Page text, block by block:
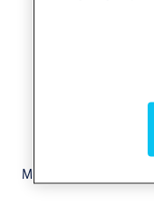
Montážna doska pre